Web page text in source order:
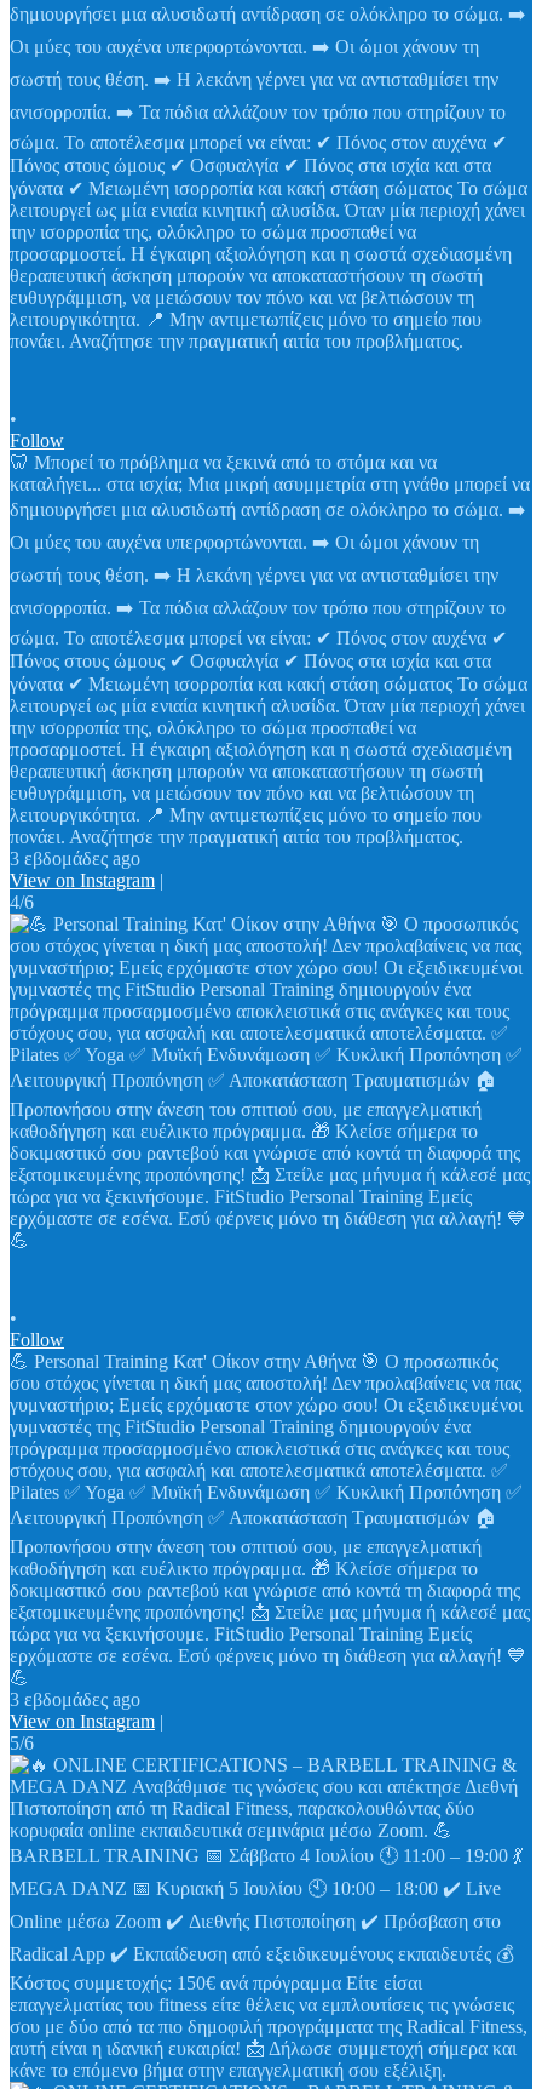
•
Follow
🦷 Μπορεί το πρόβλημα να ξεκινά από το στόμα και να
καταλήγει... στα ισχία; Μια μικρή ασυμμετρία στη γνάθο μπορεί να
δημιουργήσει μια αλυσιδωτή αντίδραση σε ολόκληρο το σώμα. ➡️
Οι μύες του αυχένα υπερφορτώνονται. ➡️ Οι ώμοι χάνουν τη
σωστή τους θέση. ➡️ Η λεκάνη γέρνει για να αντισταθμίσει την
ανισορροπία. ➡️ Τα πόδια αλλάζουν τον τρόπο που στηρίζουν το
σώμα. Το αποτέλεσμα μπορεί να είναι: ✔ Πόνος στον αυχένα ✔
Πόνος στους ώμους ✔ Οσφυαλγία ✔ Πόνος στα ισχία και στα
γόνατα ✔ Μειωμένη ισορροπία και κακή στάση σώματος Το σώμα
λειτουργεί ως μία ενιαία κινητική αλυσίδα. Όταν μία περιοχή χάνει
την ισορροπία της, ολόκληρο το σώμα προσπαθεί να
προσαρμοστεί. Η έγκαιρη αξιολόγηση και η σωστά σχεδιασμένη
θεραπευτική άσκηση μπορούν να αποκαταστήσουν τη σωστή
ευθυγράμμιση, να μειώσουν τον πόνο και να βελτιώσουν τη
λειτουργικότητα. 📍 Μην αντιμετωπίζεις μόνο το σημείο που
πονάει. Αναζήτησε την πραγματική αιτία του προβλήματος.
3 εβδομάδες ago
View on Instagram |
4/6
•
Follow
💪 Personal Training Κατ' Οίκον στην Αθήνα 🎯 Ο προσωπικός
σου στόχος γίνεται η δική μας αποστολή! Δεν προλαβαίνεις να πας
γυμναστήριο; Εμείς ερχόμαστε στον χώρο σου! Οι εξειδικευμένοι
γυμναστές της FitStudio Personal Training δημιουργούν ένα
πρόγραμμα προσαρμοσμένο αποκλειστικά στις ανάγκες και τους
στόχους σου, για ασφαλή και αποτελεσματικά αποτελέσματα. ✅
Pilates ✅ Yoga ✅ Μυϊκή Ενδυνάμωση ✅ Κυκλική Προπόνηση ✅
Λειτουργική Προπόνηση ✅ Αποκατάσταση Τραυματισμών 🏠
Προπονήσου στην άνεση του σπιτιού σου, με επαγγελματική
καθοδήγηση και ευέλικτο πρόγραμμα. 🎁 Κλείσε σήμερα το
δοκιμαστικό σου ραντεβού και γνώρισε από κοντά τη διαφορά της
εξατομικευμένης προπόνησης! 📩 Στείλε μας μήνυμα ή κάλεσέ μας
τώρα για να ξεκινήσουμε. FitStudio Personal Training Εμείς
ερχόμαστε σε εσένα. Εσύ φέρνεις μόνο τη διάθεση για αλλαγή! 💙
💪
3 εβδομάδες ago
View on Instagram |
5/6